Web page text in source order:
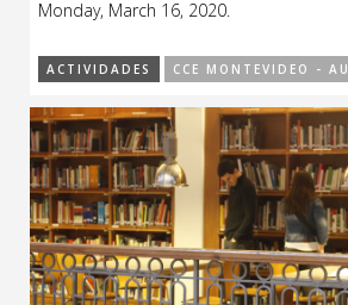
Espacio itinerante de lectura
Formación
Género y Diversidad
Infantil y Juvenil
Letras
Medio Ambiente
Monday, March 16, 2020.
ACTIVIDADES CCE MONTEVIDEO -